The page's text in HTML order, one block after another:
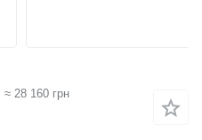
≈ 28 160 грн